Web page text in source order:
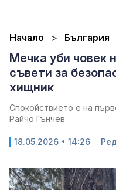
Начало България
Мечка уби човек
съвети за
хищник
Спокойствието е на
Райчо Гънчев
18.05.2026 • 14:26